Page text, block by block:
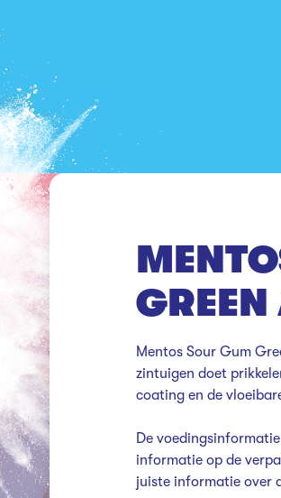
Mentos Sour Gum
zintuigen doet
coating en de
De
informatie op de
juiste informatie over